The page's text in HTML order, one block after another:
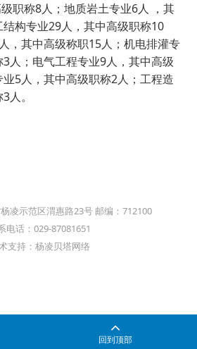
职称8人；地质岩土专业6人 ，其
构专业29人，其中高级职称10
，其中高级称职15人；机电排灌专
人；电气工程专业9人，其中高级
5人，其中高级职称2人；工程造
人。
凌示范区渭惠路23号 邮编：712100
电话：029-87081651
支持：杨凌贝塔网络
回到顶部